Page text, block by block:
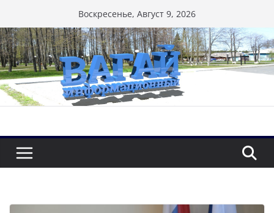
к
содержимому
Воскресенье, Август 9, 2026